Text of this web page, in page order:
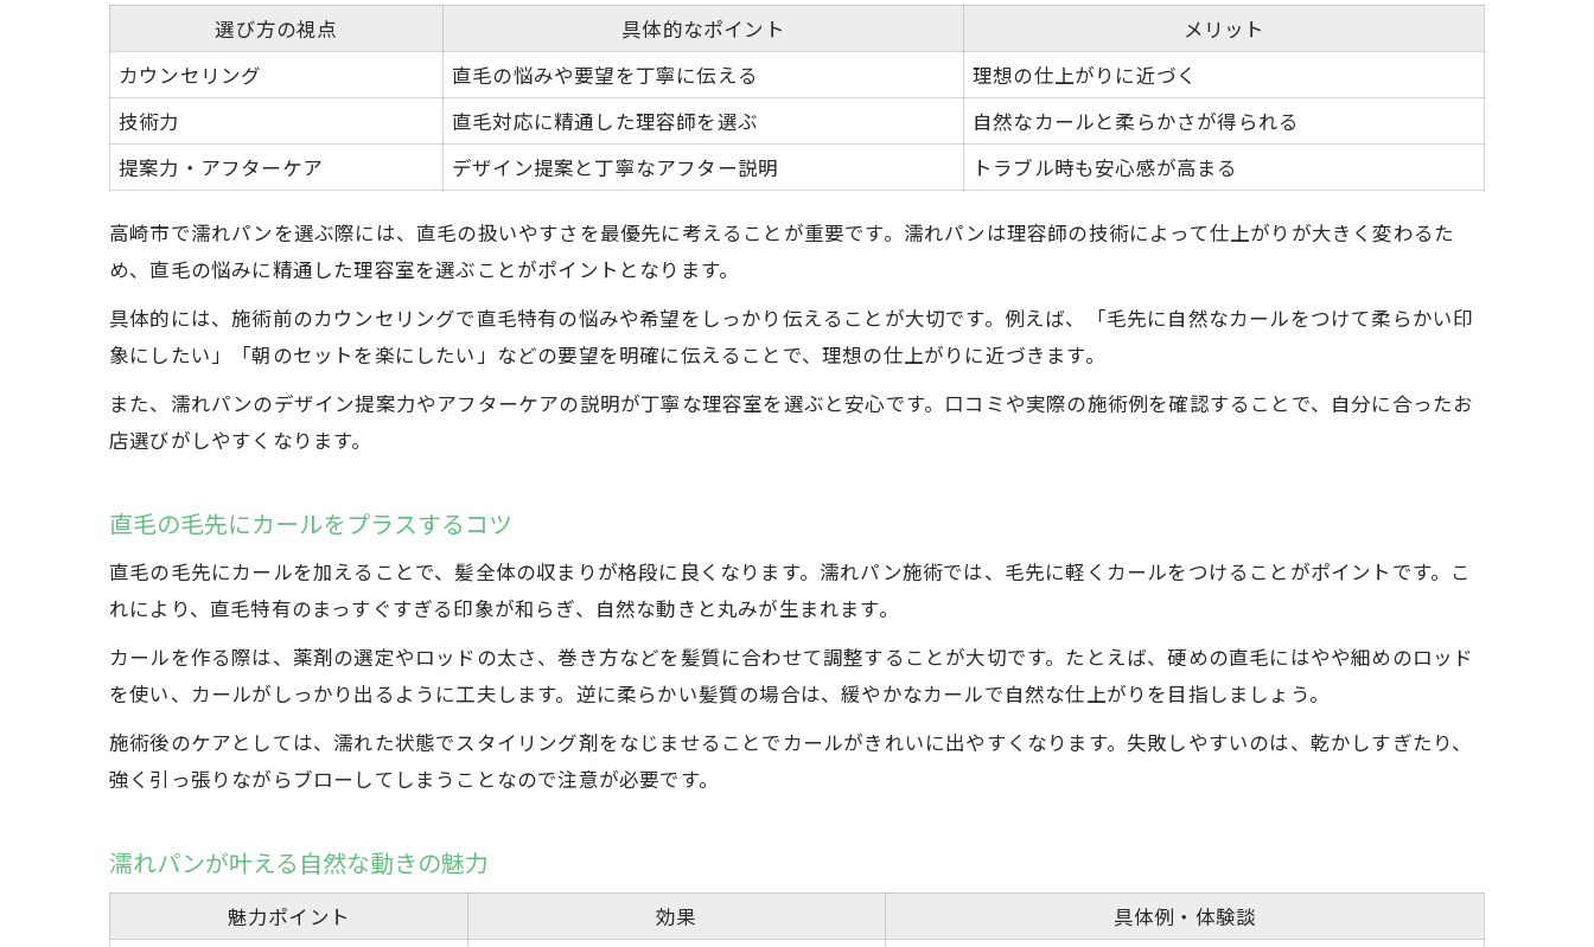
濡れパンで直毛の朝が変わる体験談
扱いにくさを感じた時の濡れパン活用法
髪に動きを与える濡れパン活用法を紹介
濡れパン活用パターン比較早見表
直毛の方が実践する濡れパンアレンジ
自然な丸みを作る濡れパンのポイント
毛先に緩いカールをつけるテクニック
直毛の動きを引き出す濡れパンの使い方
手強い直毛にも優しい濡れパンの魅力とは
濡れパンと他施術の特徴比較表
直毛の扱いやすさ向上体験を紹介
高崎市で試す濡れパンが朝の時短に繋がる理由
朝のセットが簡単になる濡れパン活用法
毛先カールの仕上がりパターン比較表
直毛にカールをつける濡れパンの魅力
選び方の視点 具体的なポイント
メリット
カウンセリング
直毛の悩みや要望を丁寧に伝える
理想の仕上がりに近づく
技術力
直毛対応に精通した理容師を選ぶ
自然なカールと柔らかさが得られる
提案力・アフターケア
デザイン提案と丁寧なアフター説明 トラブル時も安心感が高まる
高崎市で濡れパンを選ぶ際には、直毛の扱いやすさを最優先に考えることが重要です。濡れパンは理容師の技術によって仕上がりが大きく変わるた
め、直毛の悩みに精通した理容室を選ぶことがポイントとなります。
具体的には、施術前のカウンセリングで直毛特有の悩みや希望をしっかり伝えることが大切です。例えば、「毛先に自然なカールをつけて柔らかい印
象にしたい」「朝のセットを楽にしたい」などの要望を明確に伝えることで、理想の仕上がりに近づきます。
また、濡れパンのデザイン提案力やアフターケアの説明が丁寧な理容室を選ぶと安心です。口コミや実際の施術例を確認することで、自分に合ったお
店選びがしやすくなります。
直毛の毛先にカールをプラスするコツ
直毛の毛先にカールを加えることで、髪全体の収まりが格段に良くなります。濡れパン施術では、毛先に軽くカールをつけることがポイントです。こ
れにより、直毛特有のまっすぐすぎる印象が和らぎ、自然な動きと丸みが生まれます。
カールを作る際は、薬剤の選定やロッドの太さ、巻き方などを髪質に合わせて調整することが大切です。たとえば、硬めの直毛にはやや細めのロッド
を使い、カールがしっかり出るように工夫します。逆に柔らかい髪質の場合は、緩やかなカールで自然な仕上がりを目指しましょう。
施術後のケアとしては、濡れた状態でスタイリング剤をなじませることでカールがきれいに出やすくなります。失敗しやすいのは、乾かしすぎたり、
強く引っ張りながらブローしてしまうことなので注意が必要です。
濡れパンが叶える自然な動きの魅力
魅力ポイント 効果
具体例・体験談